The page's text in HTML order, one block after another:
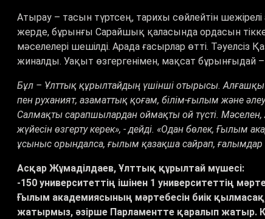
Атырау – тасын түртсең, тарихы сөйлейтін
жерде, бұрынғы Сарайшық қаласында ордасын
мәселелері шешілді. Арада ғасырлар өтті.
жиналды. Уақыт өзгергенімен, мақсат бұрынғыдай
Бұл – Ұлттық құрылтайдың үшінші отырысы. Алғашқы
пен руханият, азаматтық қоғам, білім-ғылым және
Салмақты сарапшылардан оймақты ой түсті. Мәселен,
жүйесін өзгерту керек», - дейді. «Одан бөлек, Ғылым
ұсыныс орындалса, ғылым қазақша сайрап, ғалымдар
Асқар Жұмаділдаев, Ұлттық құрылтай мүшесі:
-150 университеттің ішінен 1 университеттің
Ғылым академиясының мәртебесін биік
жатырмыз, әзірше Парламентте қаралып